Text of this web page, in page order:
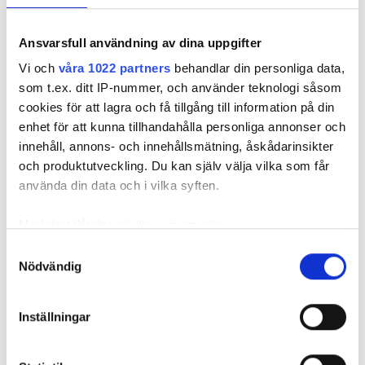
Ansvarsfull användning av dina uppgifter
Vi och våra 1022 partners behandlar din personliga data,
som t.ex. ditt IP-nummer, och använder teknologi såsom
cookies för att lagra och få tillgång till information på din
enhet för att kunna tillhandahålla personliga annonser och
innehåll, annons- och innehållsmätning, åskådarinsikter
och produktutveckling. Du kan själv välja vilka som får
använda din data och i vilka syften.
som kan ha en noggrannhet på upp till flera meter
Ta reda på mer om hur dina personliga uppgifter
Nödvändig
Inställningar
Hackande ljud –
trevägsventilen
Steg för steg: Så
trevägsventil
bytte
ny